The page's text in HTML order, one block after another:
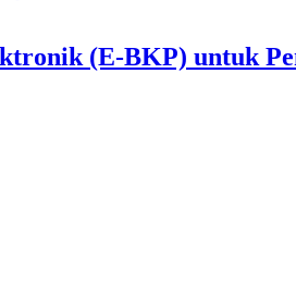
(E-BKP) untuk